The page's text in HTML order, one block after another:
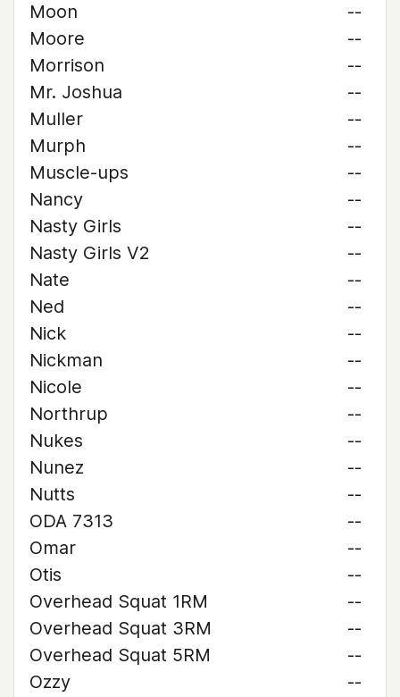
Moon
--
Moore
--
Morrison
--
Mr. Joshua
--
Muller
--
Murph
--
Muscle-ups
--
Nancy
--
Nasty Girls
--
Nasty Girls V2
--
Nate
--
Ned
--
Nick
--
Nickman
--
Nicole
--
Northrup
--
Nukes
--
Nunez
--
Nutts
--
ODA 7313
--
Omar
--
Otis
--
Overhead Squat 1RM
--
Overhead Squat 3RM
--
Overhead Squat 5RM
--
Ozzy
--